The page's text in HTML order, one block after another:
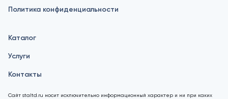
Политика конфиденциальности
Каталог
Услуги
Контакты
Сайт staltd.ru носит исключительно информационный характер и ни при каких